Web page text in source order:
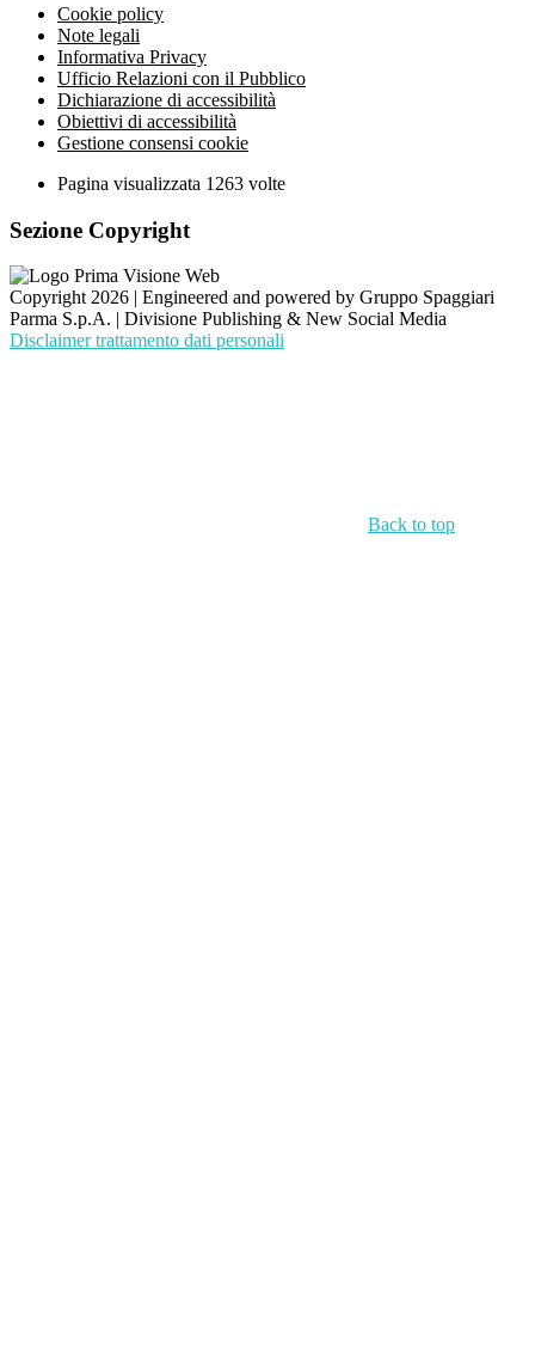
Cookie policy
Note legali
Informativa Privacy
Ufficio Relazioni con il Pubblico
Dichiarazione di accessibilità
Obiettivi di accessibilità
Gestione consensi cookie
Pagina visualizzata 1263 volte
Sezione Copyright
Copyright 2026 | Engineered and powered by Gruppo Spaggiari
Parma S.p.A. | Divisione Publishing & New Social Media
Disclaimer trattamento dati personali
Back to top